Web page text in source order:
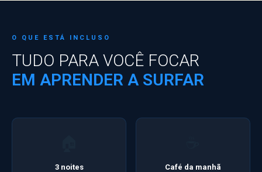
O QUE ESTÁ INCLUSO
TUDO PARA VOCÊ FOCAR
EM APRENDER A SURFAR
3 noites Café da manhã